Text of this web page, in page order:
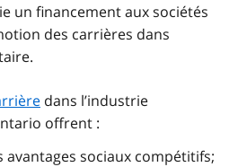
un financement aux sociétés
des carrières dans
dans l’industrie
offrent :
avantages sociaux compétitifs;